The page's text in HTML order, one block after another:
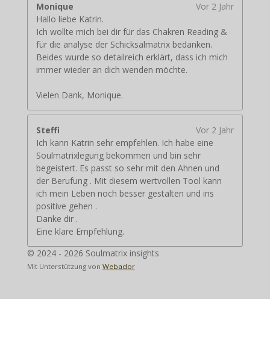
Monique
Vor 2 Jahr
Hallo liebe Katrin.
Ich wollte mich bei dir für das Chakren Reading &
für die analyse der Schicksalmatrix bedanken.
Beides wurde so detailreich erklärt, dass ich mich
immer wieder an dich wenden möchte.
Vielen Dank, Monique.
Steffi
Vor 2 Jahr
Ich kann Katrin sehr empfehlen. Ich habe eine
Soulmatrixlegung bekommen und bin sehr
begeistert. Es passt so sehr mit den Ahnen und
der Berufung . Mit diesem wertvollen Tool kann
ich mein Leben noch besser gestalten und ins
positive gehen .
Danke dir .
Eine klare Empfehlung.
© 2024 - 2026 Soulmatrix insights
Mit Unterstützung von Webador